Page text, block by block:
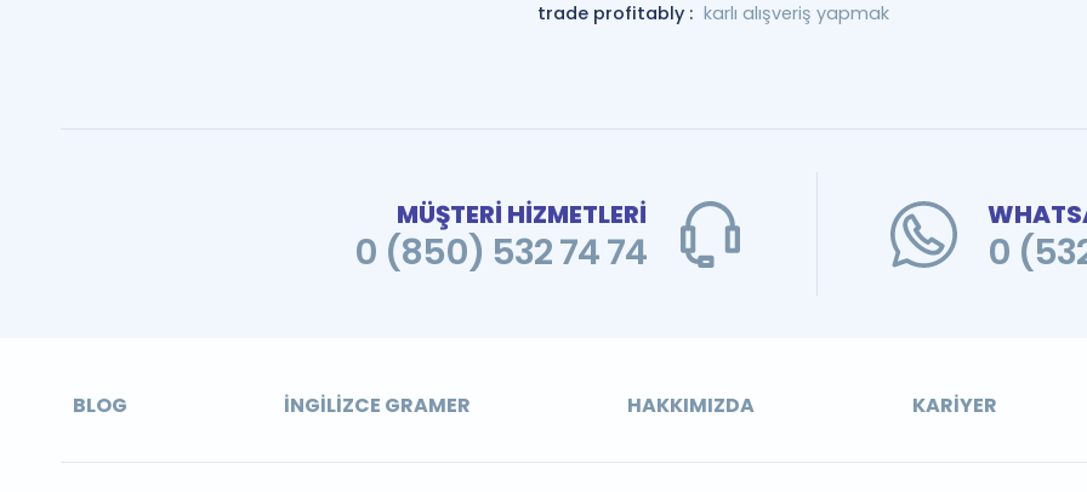
trade profitably : karlı alışveriş yapmak
MÜŞTERİ HİZMETLERİ
0 (850) 532 74 74 0
BLOG İNGILIZCE GRAMER HAKKIMIZDA KARIYER